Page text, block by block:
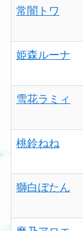
常闇トワ
姫森ルーナ
雪花ラミィ
桃鈴ねね
獅白ぼたん